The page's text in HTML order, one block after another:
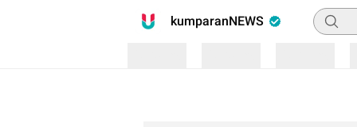
kumparanNEWS